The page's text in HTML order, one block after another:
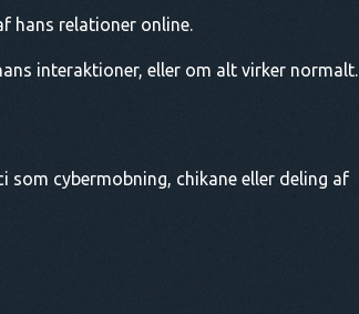
hans relationer online.
interaktioner, eller om alt virker normalt.
som cybermobning, chikane eller deling af